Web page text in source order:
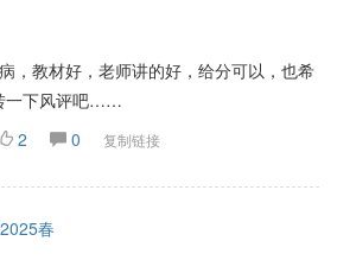
，教材好，老师讲的好，给分可以，也希
一下风评吧……
2 0 复制链接
2025春